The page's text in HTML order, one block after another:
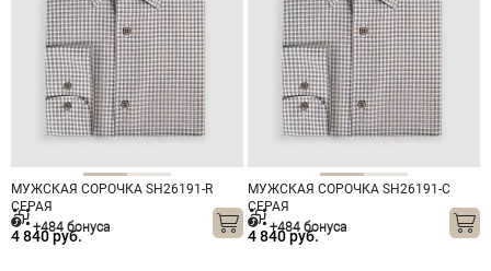
МУЖСКАЯ СОРОЧКА SH26191-R
СЕРАЯ
4 840 руб.
+484 бонуса
МУЖСКАЯ СОРОЧКА SH26191-C
СЕРАЯ
4 840 руб.
+484 бонуса